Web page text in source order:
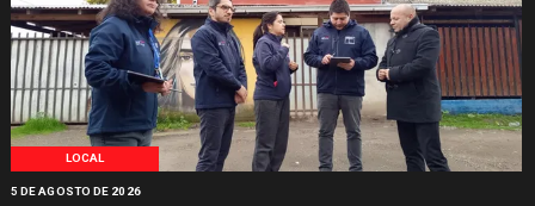
LOCAL
5 DE AGOSTO DE 2026